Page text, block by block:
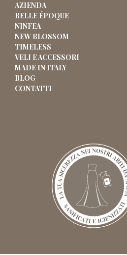
AZIENDA
BELLE ÉPOQUE
NINFEA
NEW BLOSSOM
TIMELESS
VELI E ACCESSORI
MADE IN ITALY
BLOG
CONTATTI